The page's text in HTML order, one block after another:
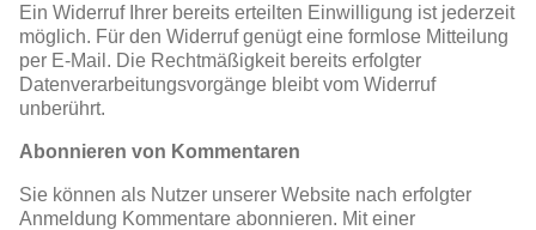
Ein Widerruf Ihrer bereits erteilten Einwilligung ist jederzeit
möglich. Für den Widerruf genügt eine formlose Mitteilung
per E-Mail. Die Rechtmäßigkeit bereits erfolgter
Datenverarbeitungsvorgänge bleibt vom Widerruf
unberührt.
Abonnieren von Kommentaren
Sie können als Nutzer unserer Website nach erfolgter
Anmeldung Kommentare abonnieren. Mit einer